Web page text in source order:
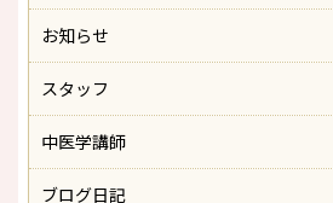
お知らせ
スタッフ
中医学講師
ブログ日記